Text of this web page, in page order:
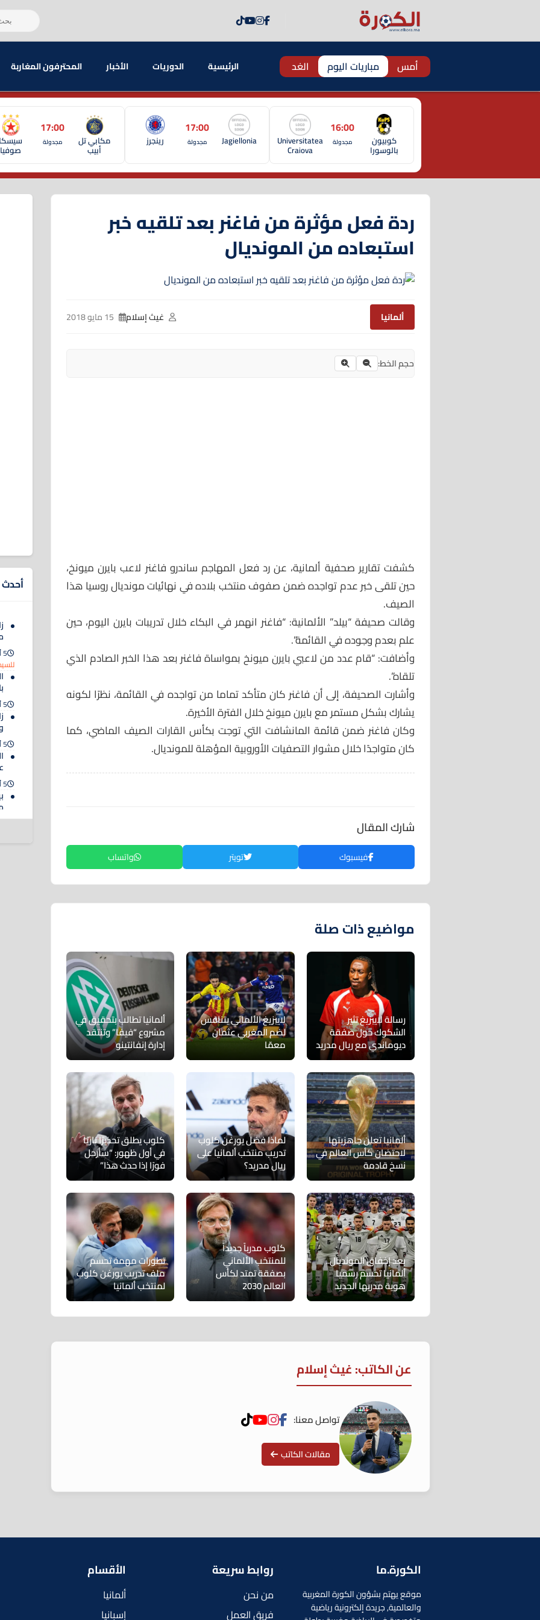
أمس مباريات اليوم الغد الرئيسية الدوريات الأخبار المحترفون المغاربة
كوبيون
بالوسورا
16:00
مجدولة Universitatea
Craiova
Jagiellonia
17:00
مجدولة رينجرز مكابي تل
أبيب
17:00
مجدولة سيسكا
صوفيا
ردة فعل مؤثرة من فاغنر بعد تلقيه خبر
استبعاده من المونديال
ألمانيا غيث إسلام
حجم الخط:
كشفت تقارير صحفية ألمانية، عن رد فعل المهاجم ساندرو فاغنر لاعب بايرن ميونخ،
حين تلقى خبر عدم تواجده ضمن صفوف منتخب بلاده في نهائيات مونديال روسيا هذا
الصيف.
وقالت صحيفة “بيلد” الألمانية: “فاغنر انهمر في البكاء خلال تدريبات بايرن اليوم، حين
علم بعدم وجوده في القائمة”.
وأضافت: “قام عدد من لاعبي بايرن ميونخ بمواساة فاغنر بعد هذا الخبر الصادم الذي
تلقاه”.
وأشارت الصحيفة، إلى أن فاغنر كان متأكد تماما من تواجده في القائمة، نظرًا لكونه
يشارك بشكل مستمر مع بايرن ميونخ خلال الفترة الأخيرة.
وكان فاغنر ضمن قائمة المانشافت التي توجت بكأس القارات الصيف الماضي، كما
كان متواجدًا خلال مشوار التصفيات الأوروبية المؤهلة للمونديال.
شارك المقال
فيسبوك تويتر واتساب
مواضيع ذات صلة
رسالة لايبزيغ تثير
الشكوك حول صفقة
ديوماندي مع ريال مدريد
لايبزيغ الألماني يتنافس
لضم المغربي عثمان
معمّا
ألمانيا تطالب بتحقيق في
مشروع “فيفا” وتنتقد
إدارة إنفانتينو
ألمانيا تعلن جاهزيتها
لاحتضان كأس العالم في
نسخ قادمة
لماذا فضل يورغن كلوب
تدريب منتخب ألمانيا على
ريال مدريد؟
كلوب يطلق تحذيرًا ناريًا
في أول ظهور: “سأرحل
فورًا إذا حدث هذا”
بعد إخفاق المونديال..
ألمانيا تحسم رسميا
هوية مدربها الجديد
كلوب مدرباً جديداً
للمنتخب الألماني
بصفقة تمتد لكأس
العالم 2030
تطورات مهمة تحسم
ملف تدريب يورغن كلوب
لمنتخب ألمانيا
عن الكاتب: غيث إسلام
تواصل معنا:
مقالات الكاتب
أحدث
5 أغسطس 2026
5 أغسطس 2026
5 أغسطس 2026
5 أغسطس 2026
الكورة.ما
موقع يهتم بشؤون الكورة المغربية
والعالمية, جريدة إلكترونية رياضية
روابط سريعة
من نحن
فريق العمل
الأقسام
ألمانيا
إسبانيا